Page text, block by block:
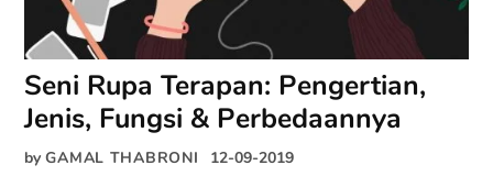
Seni Rupa Terapan: Pengertian,
Jenis, Fungsi & Perbedaannya
by GAMAL THABRONI 12-09-2019